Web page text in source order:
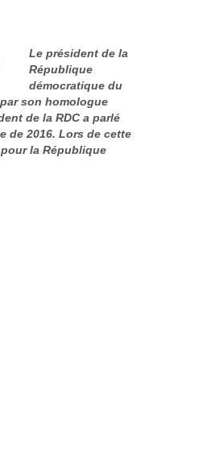
Le président de la
République
démocratique du
son homologue
de la RDC a parlé
de 2016. Lors de cette
la République